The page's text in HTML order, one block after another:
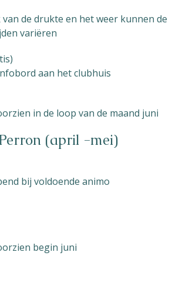
de drukte en het weer kunnen de
variëren
aan het clubhuis
in de loop van de maand juni
(april -mei)
bij voldoende animo
begin juni